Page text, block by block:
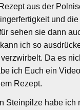
Rezept aus der
und
sehen sie dann
ich so
Da es
ich Euch ein
Rezept.
Steinpilze habe ich